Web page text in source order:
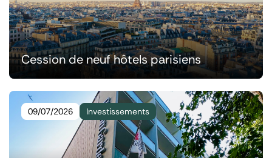
Cession de neuf hôtels parisiens
09/07/2026 Investissements